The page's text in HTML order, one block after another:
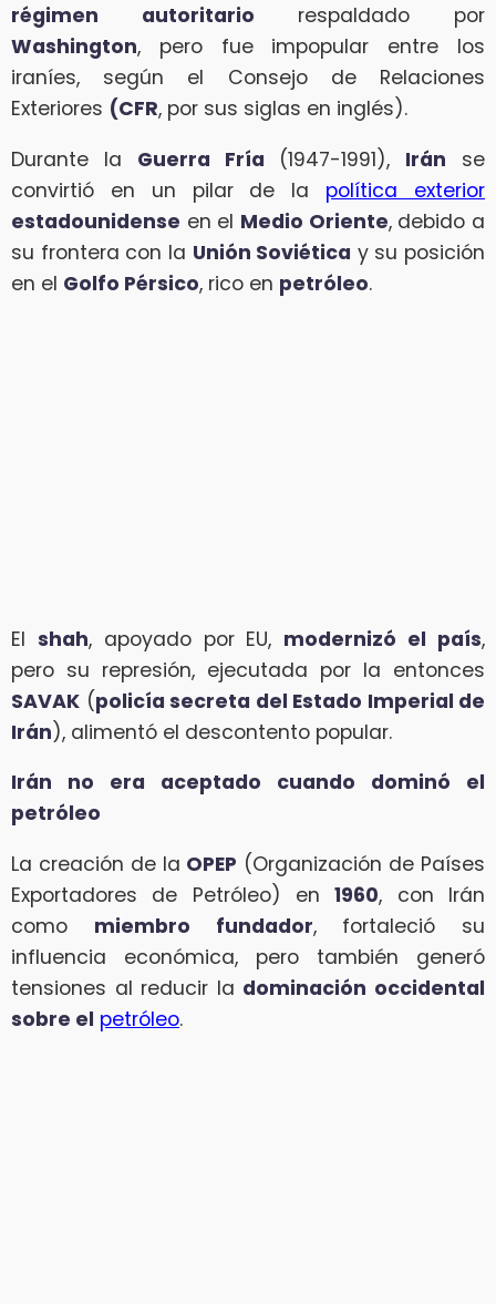
régimen autoritario respaldado por
Washington, pero fue impopular entre los
iraníes, según el Consejo de Relaciones
Exteriores (CFR, por sus siglas en inglés).
Durante la Guerra Fría (1947-1991), Irán se
convirtió en un pilar de la política exterior
estadounidense en el Medio Oriente, debido a
su frontera con la Unión Soviética y su posición
en el Golfo Pérsico, rico en petróleo.
El shah, apoyado por EU, modernizó el país,
pero su represión, ejecutada por la entonces
SAVAK (policía secreta del Estado Imperial de
Irán), alimentó el descontento popular.
Irán no era aceptado cuando dominó el
petróleo
La creación de la OPEP (Organización de Países
Exportadores de Petróleo) en1960, con Irán
como miembro fundador, fortaleció su
influencia económica, pero también generó
tensiones al reducir la dominación occidental
sobre el petróleo.